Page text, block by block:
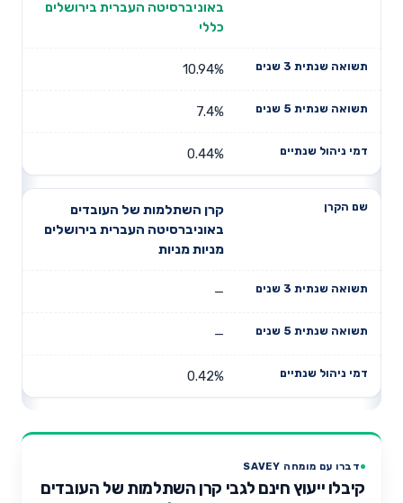
שנתית 3
שנתית 5
שנתיים
באוניברסיטה העברית בירושלים
כללי
10.94%
7.4%
0.44%
קרן השתלמות של העובדים
באוניברסיטה העברית בירושלים
מניות מניות
—
—
0.42%
דברו עם מומחה SAVEY
קיבלו ייעוץ חינם לגבי קרן השתלמות של העובדים